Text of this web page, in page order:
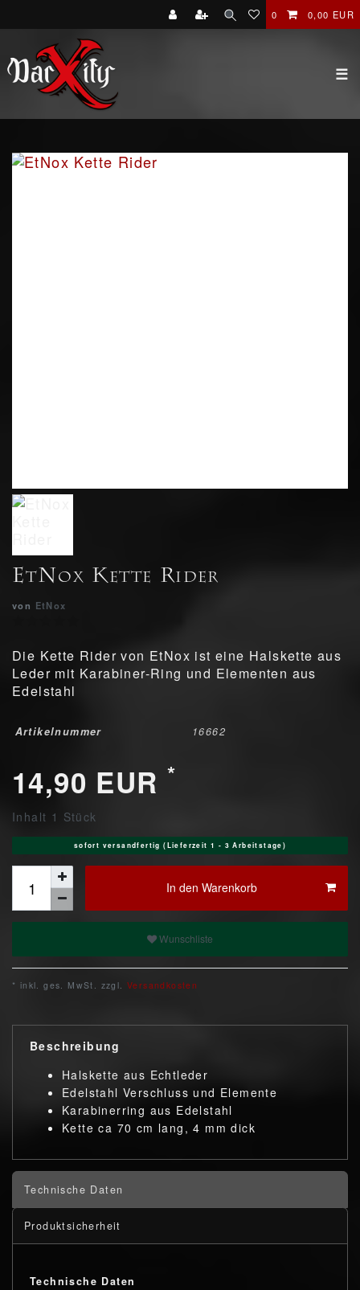
0 0,00 EUR
☰
EtNox Kette Rider
von EtNox
Die Kette Rider von EtNox ist eine Halskette aus
Leder mit Karabiner-Ring und Elementen aus
Edelstahl
Artikelnummer 16662
14,90 EUR *
Inhalt 1 Stück
sofort versandfertig (Lieferzeit 1 - 3 Arbeitstage)
In den Warenkorb
Wunschliste
* inkl. ges. MwSt. zzgl. Versandkosten
Beschreibung
Halskette aus Echtleder
Edelstahl Verschluss und Elemente
Karabinerring aus Edelstahl
Kette ca 70 cm lang, 4 mm dick
Technische Daten
Produktsicherheit
Technische Daten